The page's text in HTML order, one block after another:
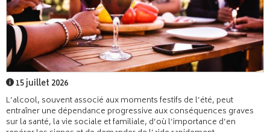
15 juillet 2026
L’alcool, souvent associé aux moments festifs de l’été, peut
entraîner une dépendance progressive aux conséquences graves
sur la santé, la vie sociale et familiale, d’où l’importance d’en